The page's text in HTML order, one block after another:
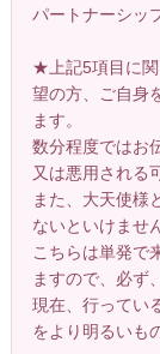
パートナーシッ
★上記5項目に関
望の方、ご自身
ます。
数分程度ではお
又は悪用される
また、大天使様
ないといけませ
こちらは単発で
ますので、必ず
現在、行ってい
をより明るいも